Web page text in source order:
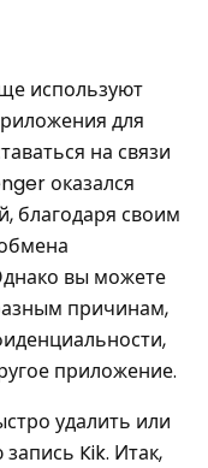
используют
для
на связи
оказался
благодаря своим
вы можете
причинам,
приложение.
удалить или
Kik. Итак,